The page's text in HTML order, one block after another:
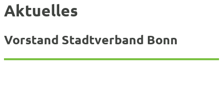
Aktuelles
Vorstand Stadtverband Bonn